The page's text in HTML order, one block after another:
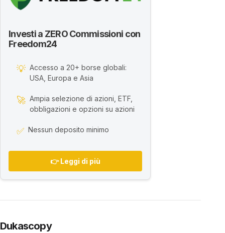
Investi a ZERO Commissioni con
Freedom24
💡 Accesso a 20+ borse globali:
USA, Europa e Asia
🚀 Ampia selezione di azioni, ETF,
obbligazioni e opzioni su azioni
✅ Nessun deposito minimo
👉 Leggi di più
Dukascopy